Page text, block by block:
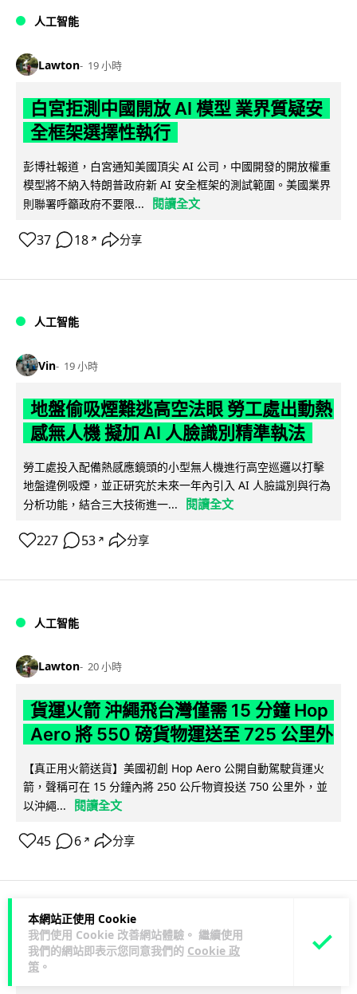
本網站正使用 Cookie
我們使用 Cookie 改善網站體驗。 繼續使用
我們的網站即表示您同意我們的 Cookie 政
策 。
人工智能
Lawton 19 小時
白宮拒測中國開放 AI 模型 業界質疑安
全框架選擇性執行
彭博社報道，白宮通知美國頂尖 AI 公司，中國開發的開放權重
模型將不納入特朗普政府新 AI 安全框架的測試範圍。美國業界
則聯署呼籲政府不要限...
閱讀全文
37 18 ↗ 分享
人工智能
Vin 19 小時
地盤偷吸煙難逃高空法眼 勞工處出動熱
感無人機 擬加 AI 人臉識別精準執法
勞工處投入配備熱感應鏡頭的小型無人機進行高空巡邏以打擊
地盤違例吸煙，並正研究於未來一年內引入 AI 人臉識別與行為
分析功能，結合三大技術進一...
閱讀全文
227 53 ↗ 分享
人工智能
Lawton 20 小時
貨運火箭 沖繩飛台灣僅需 15 分鐘 Hop
Aero 將 550 磅貨物運送至 725 公里外
【真正用火箭送貨】美國初創 Hop Aero 公開自動駕駛貨運火
箭，聲稱可在 15 分鐘內將 250 公斤物資投送 750 公里外，並
以沖繩...
閱讀全文
45 6 ↗ 分享
科技娛樂 遊戲情報
Lawton